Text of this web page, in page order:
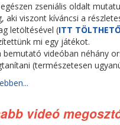
egészen zseniális oldalt
aki viszont kíváncsi a
letöltésével (ITT
mi egy játékot.
bemutató videóban néhány
(természetesen
videó